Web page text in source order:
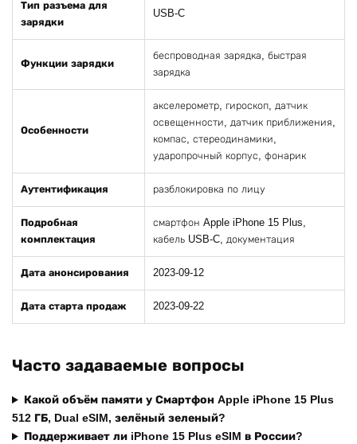
Тип разъема для
зарядки
USB-C
Функции зарядки
беспроводная зарядка, быстрая
зарядка
Особенности
акселерометр, гироскоп, датчик
освещенности, датчик приближения,
компас, стереодинамики,
ударопрочный корпус, фонарик
Аутентификация разблокировка по лицу
Подробная
комплектация
смартфон Apple iPhone 15 Plus,
кабель USB-C, документация
Дата анонсирования 2023-09-12
Дата старта продаж 2023-09-22
Часто задаваемые вопросы
Какой объём памяти у Смартфон Apple iPhone 15 Plus
512 ГБ, Dual eSIM, зелёный зеленый?
Поддерживает ли iPhone 15 Plus eSIM в России?